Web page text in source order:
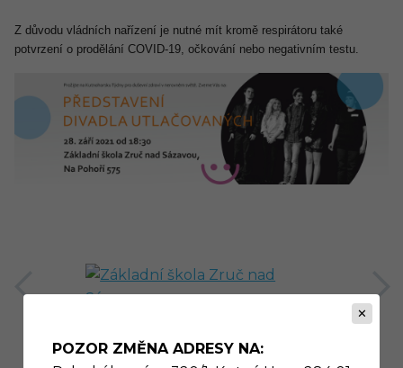
Z důvodu vládních nařízení je nutné mít kromě respirátoru také
potvrzení o prodělání COVID-19, očkování nebo negativním testu.
předchozí
POZOR ZMĚNA ADRESY NA: